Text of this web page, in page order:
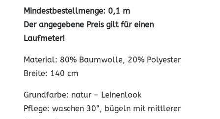
Mindestbestellmenge: 0,1 m
Der angegebene Preis gilt für einen
Laufmeter!
Material: 80% Baumwolle, 20% Polyester
Breite: 140 cm
Grundfarbe: natur – Leinenlook
Pflege: waschen 30°, bügeln mit mittlerer